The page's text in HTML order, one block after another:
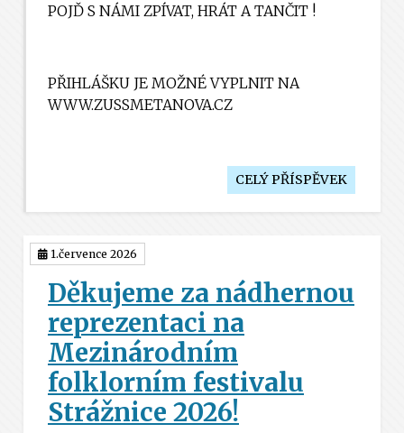
POJĎ S NÁMI ZPÍVAT, HRÁT A TANČIT !
PŘIHLÁŠKU JE MOŽNÉ VYPLNIT NA
WWW.ZUSSMETANOVA.CZ
CELÝ PŘÍSPĚVEK
1.července 2026
Děkujeme za nádhernou
reprezentaci na
Mezinárodním
folklorním festivalu
Strážnice 2026!